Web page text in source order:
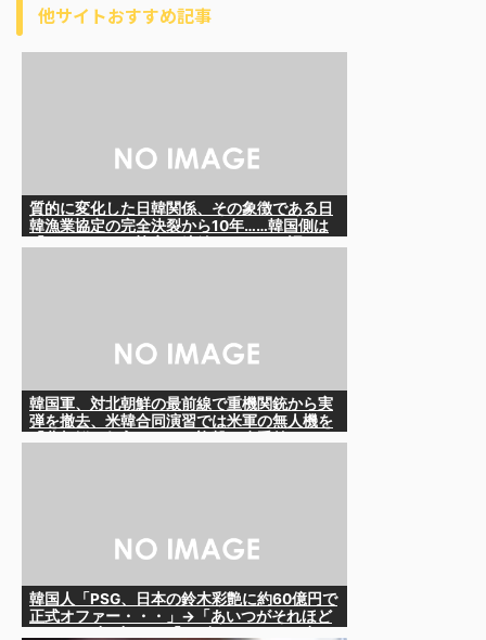
他サイトおすすめ記事
質的に変化した日韓関係、その象徴である日
韓漁業協定の完全決裂から10年……韓国側は
韓国軍、対北朝鮮の最前線で重機関銃から実
弾を撤去、米韓合同演習では米軍の無人機を
韓国人「PSG、日本の鈴木彩艶に約60億円で
正式オファー・・・」→「あいつがそれほど